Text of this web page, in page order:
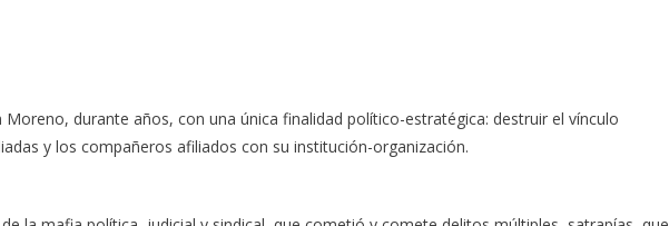
Moreno, durante años, con una única finalidad político-estratégica: destruir el vínculo
y los compañeros afiliados con su institución-organización.